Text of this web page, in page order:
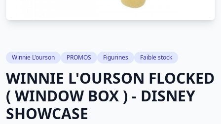
Winnie L'ourson PROMOS Figurines Faible stock
WINNIE L'OURSON FLOCKED
( WINDOW BOX ) - DISNEY
SHOWCASE